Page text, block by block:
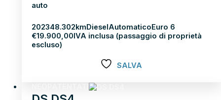
auto
202348.302kmDieselAutomaticoEuro 6
€19.900,00IVA inclusa (passaggio di proprietà
escluso)
SALVA